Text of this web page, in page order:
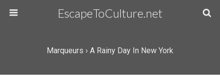
EscapeToCulture.net
Marqueurs › A Rainy Day In New York